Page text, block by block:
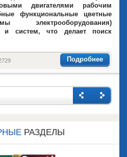
двигателями рабочим
функциональные цветные
электрооборудования)
и систем, что делает поиск
Подробнее
РАЗДЕЛЫ